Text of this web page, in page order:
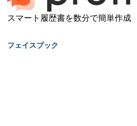
スマート履歴書を数分で簡単作成
フェイスブック